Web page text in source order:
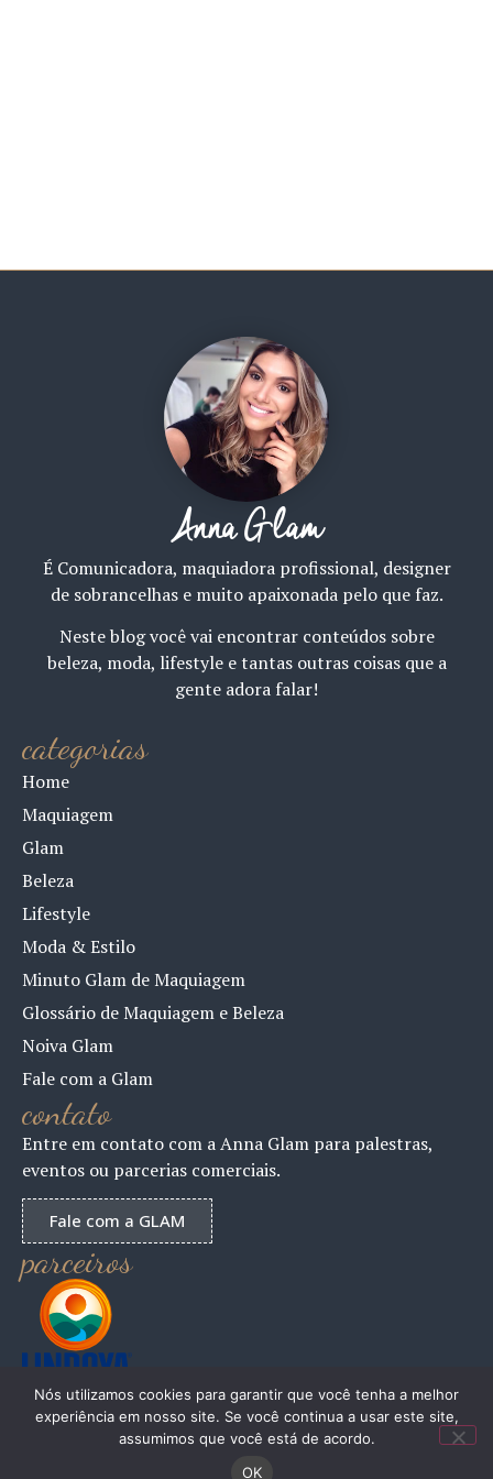
Anna Glam
É Comunicadora, maquiadora profissional, designer
de sobrancelhas e muito apaixonada pelo que faz.
Neste blog você vai encontrar conteúdos sobre
beleza, moda, lifestyle e tantas outras coisas que a
gente adora falar!
categorias
Home
Maquiagem
Glam
Beleza
Lifestyle
Moda & Estilo
Minuto Glam de Maquiagem
Glossário de Maquiagem e Beleza
Noiva Glam
Fale com a Glam
contato
Entre em contato com a Anna Glam para palestras,
eventos ou parcerias comerciais.
Fale com a GLAM
parceiros
ANNAGLAM 2024 – Todos os Direitos Reservados
Nós utilizamos cookies para garantir que você tenha a melhor
experiência em nosso site. Se você continua a usar este site,
assumimos que você está de acordo.
OK